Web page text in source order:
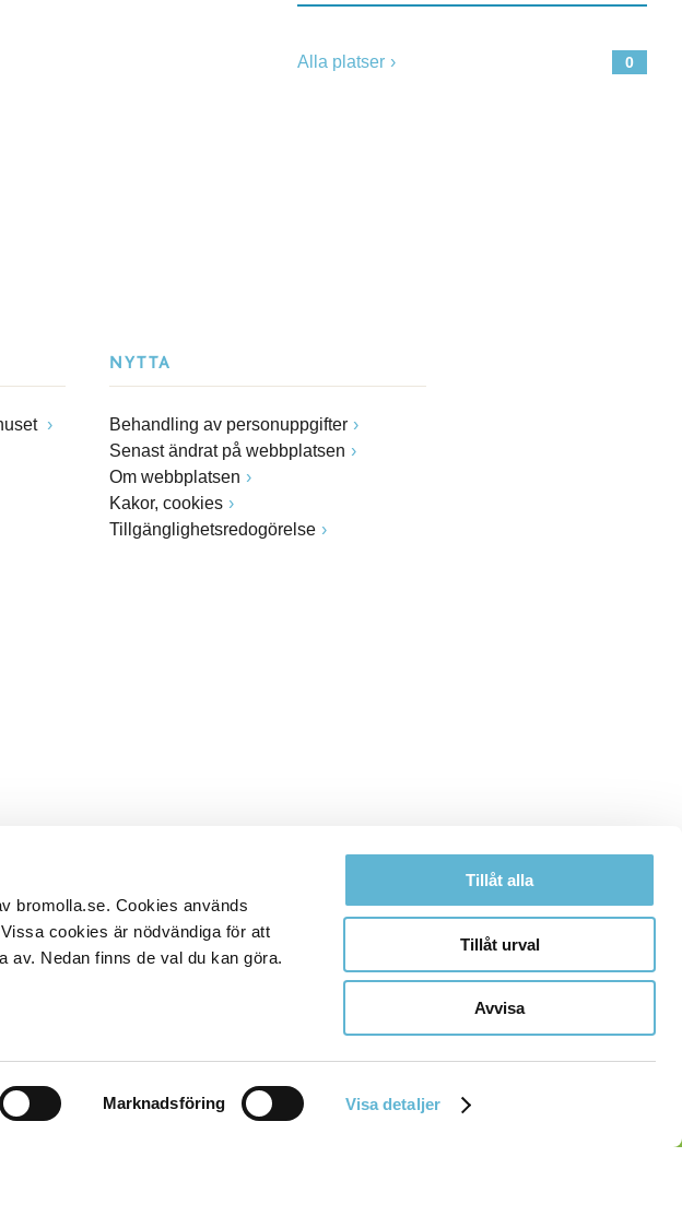
bromolla.se. Cookies används
cookies är nödvändiga för att
av. Nedan finns de val du kan göra.
Marknadsföring Visa detaljer
Tillåt alla
Tillåt urval
Avvisa
0
Alla platser
NYTTA
Behandling av personuppgifter
Senast ändrat på webbplatsen
Om webbplatsen
Kakor, cookies
Tillgänglighetsredogörelse